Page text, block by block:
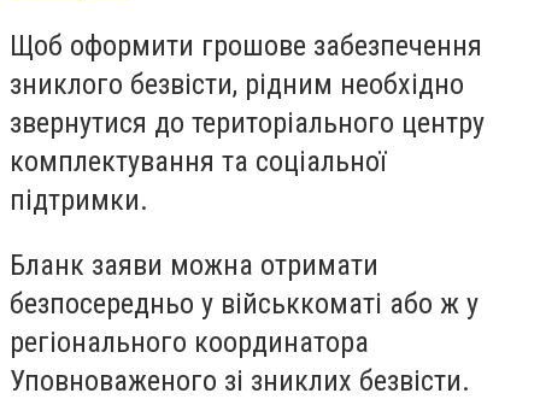
Щоб оформити грошове забезпечення
зниклого безвісти, рідним необхідно
звернутися до територіального центру
комплектування та соціальної
підтримки.
Бланк заяви можна отримати
безпосередньо у військкоматі або ж у
регіонального координатора
Уповноваженого зі зниклих безвісти.